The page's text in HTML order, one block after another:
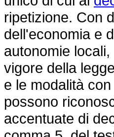
ripetizione. Con
dell'economia e
autonomie
vigore della
e le modalità
possono
accentuate di